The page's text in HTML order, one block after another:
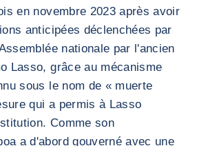
en novembre 2023 après avoir
anticipées déclenchées par
nationale par l'ancien
Lasso, grâce au mécanisme
sous le nom de « muerte
qui a permis à Lasso
Comme son
a d'abord gouverné avec une